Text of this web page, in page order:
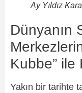
Ay Yıldız
Dünyanın
Kubbe” ile
Yakın bir tarihte